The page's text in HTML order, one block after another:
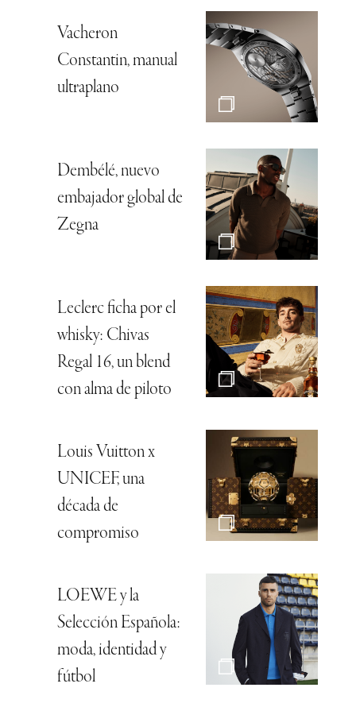
Vacheron
Constantin, manual
ultraplano
Dembélé, nuevo
embajador global de
Zegna
Leclerc ficha por el
whisky: Chivas
Regal 16, un blend
con alma de piloto
Louis Vuitton x
UNICEF, una
década de
compromiso
LOEWE y la
Selección Española:
moda, identidad y
fútbol